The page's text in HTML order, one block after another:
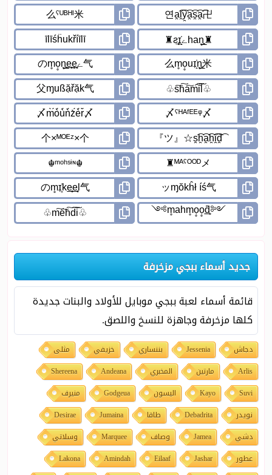
جديد أسماء ببجي مزخرفة
قائمة أسماء لعبة ببجي موبايل للأولاد والبنات جديدة
كلها مزخرفة وجاهزة للنسخ واللصق.
دجاش Jessenia بننساري خزيفي
مثلى
Arlis
مارتين المخبري Andeana
Shereena
Suvi
Kayo اليسون Godgeua
منيرف
نويدر
Debadrita طاقا Jumaina
Desirae
دشي
Jamea وصاف Marquee
وسلاتي
عطور
Jashar
Eilaaf
Amindah
Lakona